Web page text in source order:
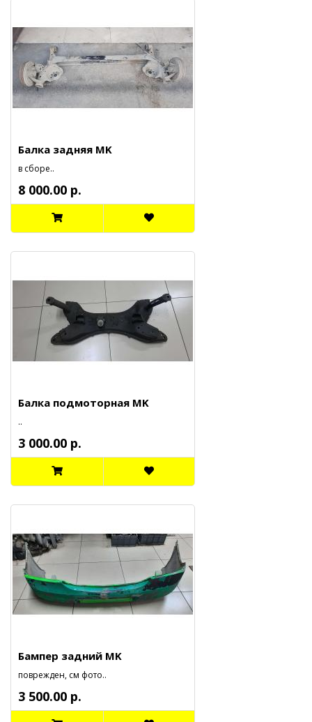
Балка задняя MK
в сборе..
8 000.00 р.
Балка подмоторная MK
..
3 000.00 р.
Бампер задний MK
поврежден, см фото..
3 500.00 р.